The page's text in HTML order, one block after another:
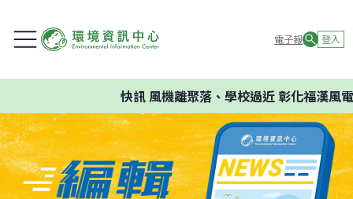
電子報 登入
快訊風機離聚落、學校過近 彰化福漢風電